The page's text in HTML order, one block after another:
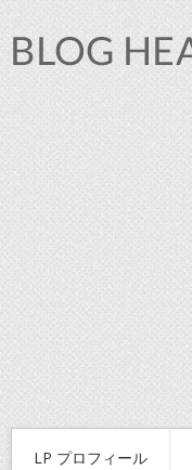
LP プロフィール